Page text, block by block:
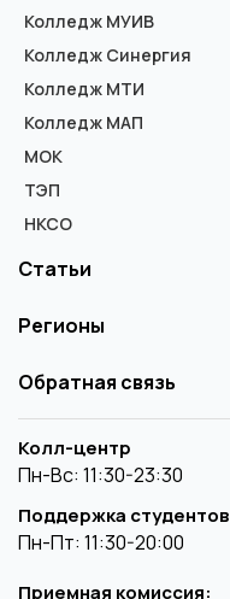
Колледж МУИВ
Колледж Синергия
Колледж МТИ
Колледж МАП
МОК
ТЭП
НКСО
Статьи
Регионы
Обратная связь
Колл-центр
Пн-Вс: 11:30-23:30
Поддержка студентов
Пн-Пт: 11:30-20:00
Приемная комиссия: